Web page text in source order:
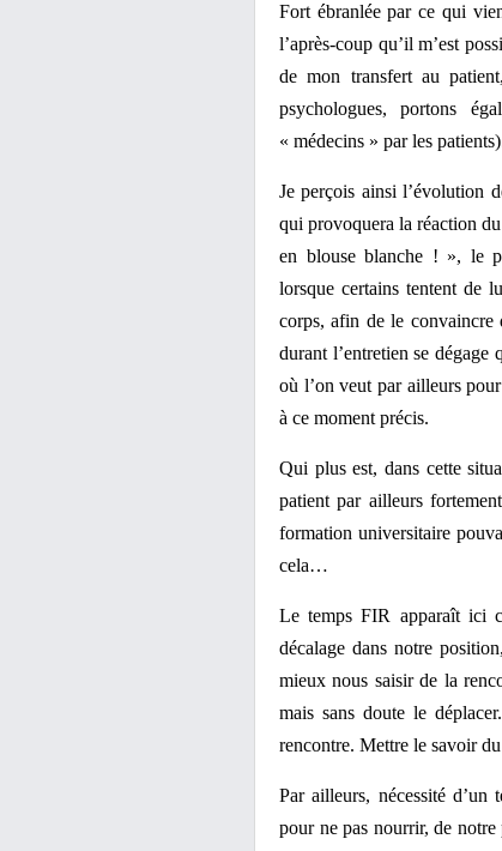
Fort ébranlée par ce qui
l’après-coup qu’il m’est
de mon transfert au
psychologues, portons
« médecins » par les
Je perçois ainsi l’évolution
qui provoquera la réaction
en blouse blanche ! », le
lorsque certains tentent de
corps, afin de le convaincre
durant l’entretien se dégage
où l’on veut par ailleurs
à ce moment précis.
Qui plus est, dans cette
patient par ailleurs
formation universitaire
cela…
Le temps FIR apparaît ici
décalage dans notre
mieux nous saisir de la
mais sans doute le
rencontre. Mettre le savoir
Par ailleurs, nécessité d’un
pour ne pas nourrir, de